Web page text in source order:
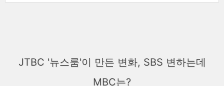
JTBC '뉴스룸'이 만든 변화, SBS 변하는데
MBC는?